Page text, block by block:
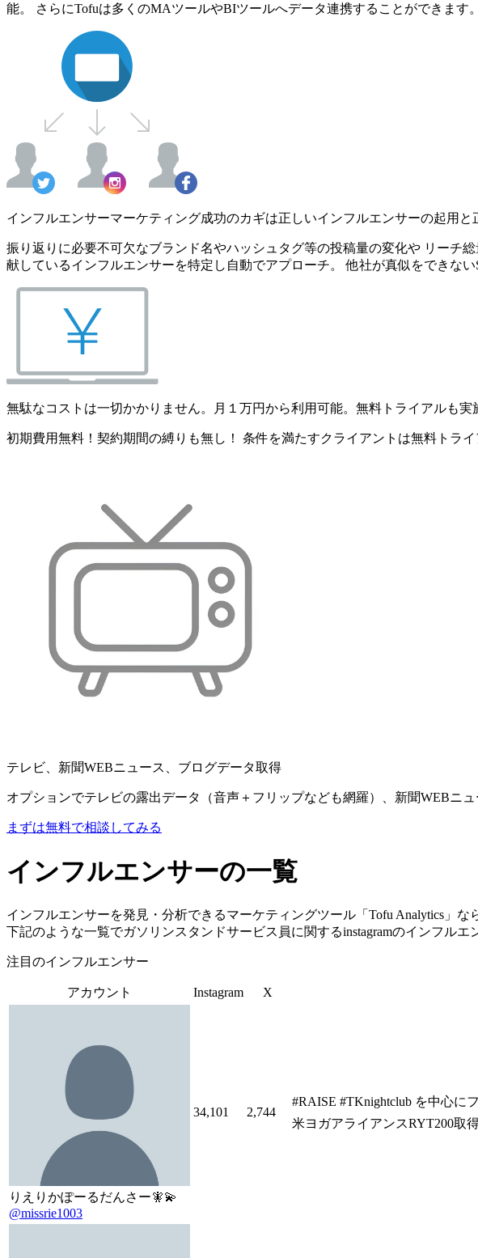
能。 さらにTofuは多くのMAツールやBIツールへデータ連携することができます
インフルエンサーマーケティング成功のカギは正しいインフルエンサーの起用と
振り返りに必要不可欠なブランド名やハッシュタグ等の投稿量の変化や リーチ
献しているインフルエンサーを特定し自動でアプローチ。 他社が真似をできな
無駄なコストは一切かかりません。月１万円から利用可能。無料トライアルも実
初期費用無料！契約期間の縛りも無し！ 条件を満たすクライアントは無料トラ
テレビ、新聞WEBニュース、ブログデータ取得
オプションでテレビの露出データ（音声＋フリップなども網羅）、新聞WEBニ
まずは無料で相談してみる
インフルエンサーの一覧
インフルエンサーを発見・分析できるマーケティングツール「Tofu Analytics」な
下記のような一覧でガソリンスタンドサービス員に関するinstagramのインフルエ
注目のインフルエンサー
アカウント Instagram X
りえりかぽーるだんさー🧚💫
@missrie1003
34,101 2,744
#RAISE #TKnightclub を中心に
米ヨガアライアンスRYT200取